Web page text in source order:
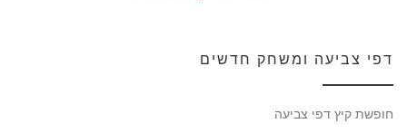
דפי צביעה ומשחק חדשים
חופשת קיץ דפי צביעה